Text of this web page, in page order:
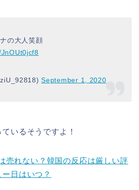
の大人笑顔
September 1, 2020
いるそうですよ！
売れない？韓国の反応は厳しい評
日はいつ？